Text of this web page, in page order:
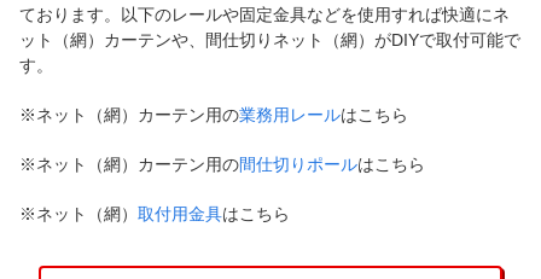
ております。以下のレールや固定金具などを使用すれば快適にネ
ット（網）カーテンや、間仕切りネット（網）がDIYで取付可能で
す。
※ネット（網）カーテン用の業務用レールはこちら
※ネット（網）カーテン用の間仕切りポールはこちら
※ネット（網） 取付用金具はこちら